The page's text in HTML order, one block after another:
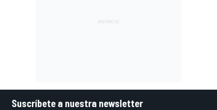
Suscríbete a nuestra newsletter